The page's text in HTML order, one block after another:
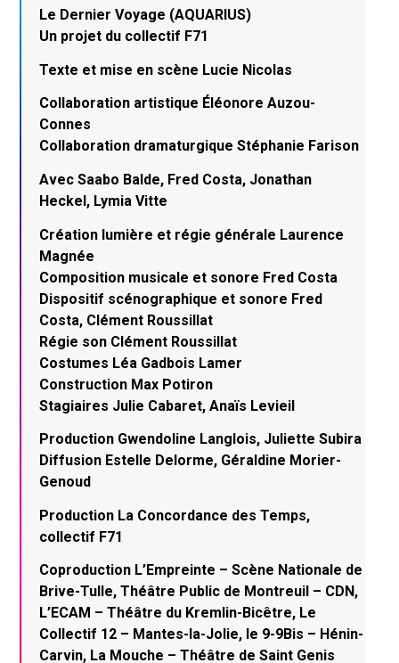
Le Dernier Voyage (AQUARIUS)
Un projet du collectif F71
Texte et mise en scène Lucie Nicolas
Collaboration artistique Éléonore Auzou-
Connes
Collaboration dramaturgique Stéphanie Farison
Avec Saabo Balde, Fred Costa, Jonathan
Heckel, Lymia Vitte
Création lumière et régie générale Laurence
Magnée
Composition musicale et sonore Fred Costa
Dispositif scénographique et sonore Fred
Costa, Clément Roussillat
Régie son Clément Roussillat
Costumes Léa Gadbois Lamer
Construction Max Potiron
Stagiaires Julie Cabaret, Anaïs Levieil
Production Gwendoline Langlois, Juliette Subira
Diffusion Estelle Delorme, Géraldine Morier-
Genoud
Production La Concordance des Temps,
collectif F71
Coproduction L’Empreinte – Scène Nationale de
Brive-Tulle, Théâtre Public de Montreuil – CDN,
L’ECAM – Théâtre du Kremlin-Bicêtre, Le
Collectif 12 – Mantes-la-Jolie, le 9-9Bis – Hénin-
Carvin, La Mouche – Théâtre de Saint Genis